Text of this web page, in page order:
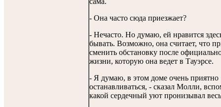
- Она часто сюда приезжает?
- Нечасто. Но думаю, ей нравится
бывать. Возможно, она считает, что
сменить обстановку после
жизни, которую она ведет в Тауэрсе.
- Я думаю, в этом доме очень приятно
останавливаться, - сказал Молли,
какой сердечный уют пронизывал